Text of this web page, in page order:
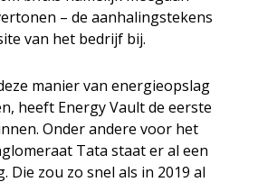
– de aanhalingstekens
van het bedrijf bij.
manier van energieopslag
heeft Energy Vault de eerste
Onder andere voor het
Tata staat er al een
Die zou zo snel als in 2019 al